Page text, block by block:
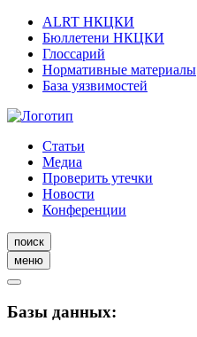
ALRT НКЦКИ
Бюллетени НКЦКИ
Глоссарий
Нормативные материалы
База уязвимостей
Статьи
Медиа
Проверить утечки
Новости
Конференции
поиск
меню
Базы данных: